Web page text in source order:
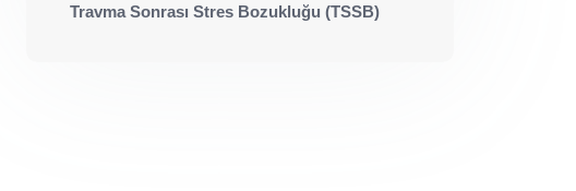
Travma Sonrası Stres Bozukluğu (TSSB)